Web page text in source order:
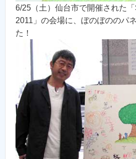
6/25（土）仙台市で開催された
2011」の会場に、ぼのぼののパ
た！